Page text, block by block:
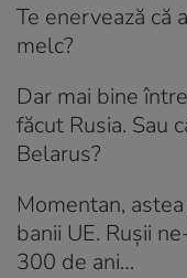
Te enervează că
melc?
Dar mai bine
făcut Rusia. Sau
Belarus?
Momentan,
banii UE. Rușii
300 de ani…